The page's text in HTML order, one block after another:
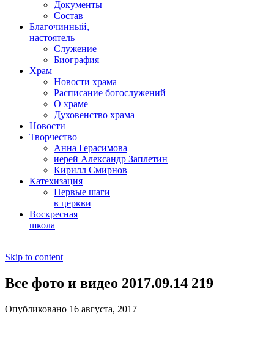
Документы
Состав
Благочинный,
настоятель
Служение
Биография
Храм
Новости храма
Расписание богослужений
О храме
Духовенство храма
Новости
Творчество
Анна Герасимова
иерей Александр Заплетин
Кирилл Смирнов
Катехизация
Первые шаги
в церкви
Воскресная
школа
Skip to content
Все фото и видео 2017.09.14 219
Опубликовано 16 августа, 2017